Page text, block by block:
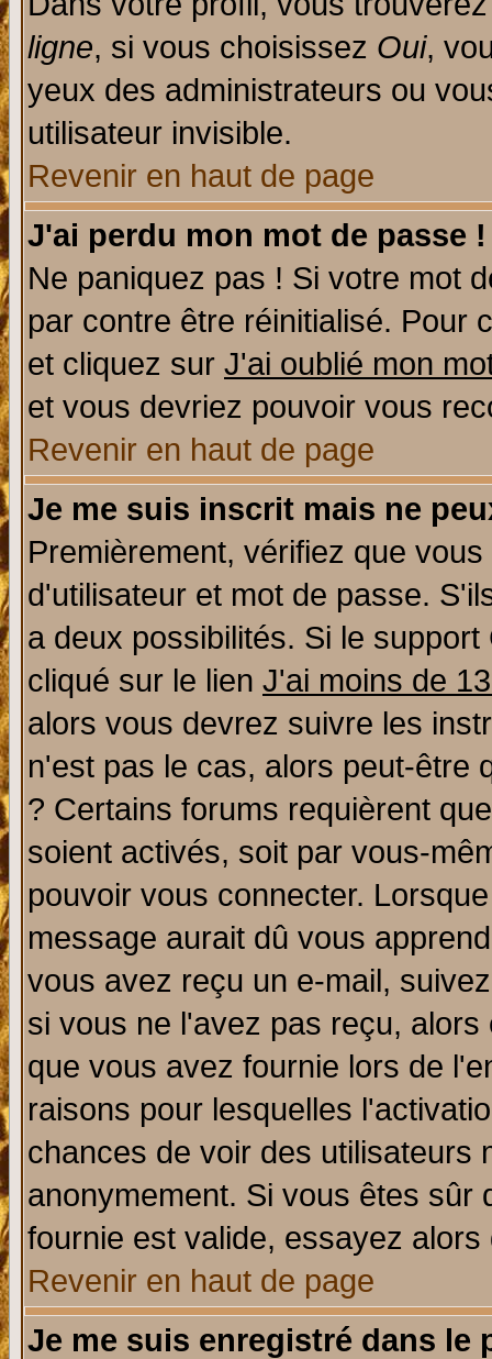
ligne, si vous choisissez Oui,
yeux des administrateurs ou
utilisateur invisible.
Revenir en haut de page
J'ai perdu mon mot de passe !
Ne paniquez pas ! Si votre mot
par contre être réinitialisé. Pour
et cliquez sur J'ai oublié mon
et vous devriez pouvoir vous
Revenir en haut de page
Je me suis inscrit mais ne
Premièrement, vérifiez que
d'utilisateur et mot de passe.
a deux possibilités. Si le
cliqué sur le lien J'ai moins de
alors vous devrez suivre les
n'est pas le cas, alors peut-être
? Certains forums requièrent
soient activés, soit par vous-
pouvoir vous connecter.
message aurait dû vous
vous avez reçu un e-mail,
si vous ne l'avez pas reçu,
que vous avez fournie lors de
raisons pour lesquelles
chances de voir des utilisateurs
anonymement. Si vous êtes sûr
fournie est valide, essayez
Revenir en haut de page
Je me suis enregistré dans le